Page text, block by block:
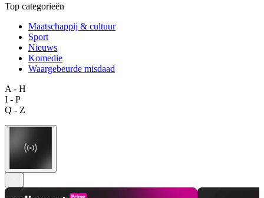
Top categorieën
Maatschappij & cultuur
Sport
Nieuws
Komedie
Waargebeurde misdaad
A - H
I - P
Q - Z